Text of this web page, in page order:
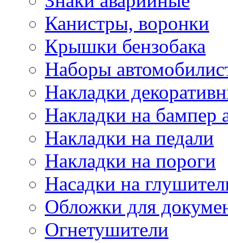
Канистры, воронки
Крышки бензобака
Наборы
Накладки
Накладки на бампер
Накладки на педали
Накладки на пороги
Насадки на
Обложки для
Огнетушители